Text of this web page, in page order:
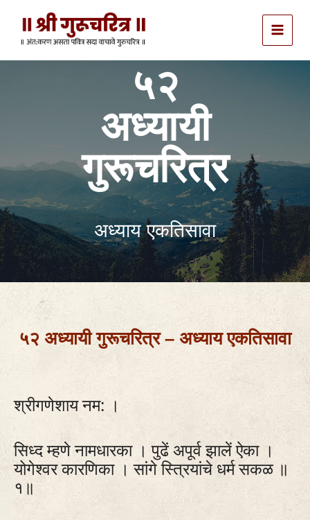
content
५२
अध्यायी
गुरूचरित्र
अध्याय एकतिसावा
५२ अध्यायी गुरूचरित्र – अध्याय एकतिसावा
श्रीगणेशाय नम: ।
सिध्द म्हणे नामधारका । पुढें अपूर्व झालें ऐका ।
योगेश्वर कारणिका । सांगे स्त्रियांचे धर्म सकळ ॥
१॥